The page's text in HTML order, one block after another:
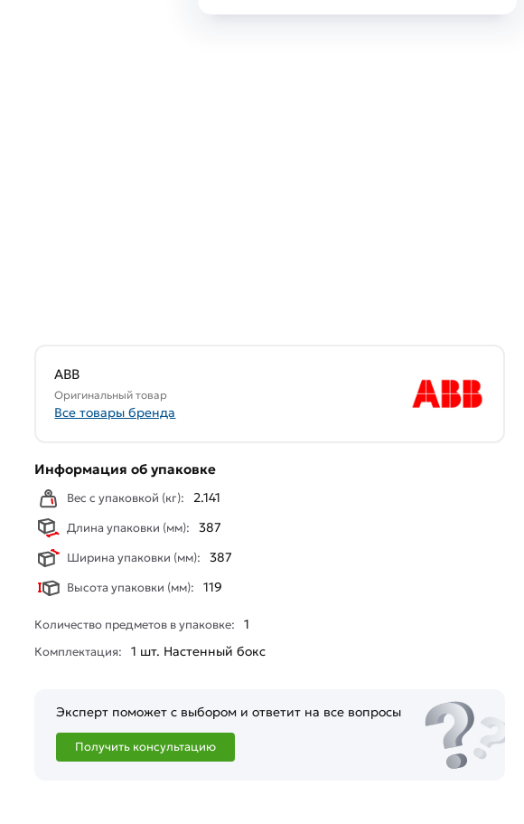
ABB
Оригинальный товар
Все товары бренда
Информация об упаковке
Вес с упаковкой (кг): 2.141
Длина упаковки (мм): 387
Ширина упаковки (мм): 387
Высота упаковки (мм): 119
Количество предметов в упаковке: 1
Комплектация: 1 шт. Настенный бокс
Эксперт поможет с выбором и ответит на все вопросы
Получить консультацию